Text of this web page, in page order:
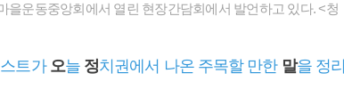
을운동중앙회에서 열린 현장간담회에서 발언하고 있다. <청
트가 오늘 정치권에서 나온 주목할 만한 말을 정리